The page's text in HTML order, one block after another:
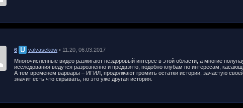
6 valvasckow • 11:20, 06.03.2017
Многочисленные видео разжигают нездоровый интерес в этой области, а многие
исследования ведутся разрозненно и предвзято, подобно клубам по интересам,
А тем временем варвары – ИГИЛ, продолжают громить остатки истории, зачастую
значит есть что скрывать, но это уже другая история.